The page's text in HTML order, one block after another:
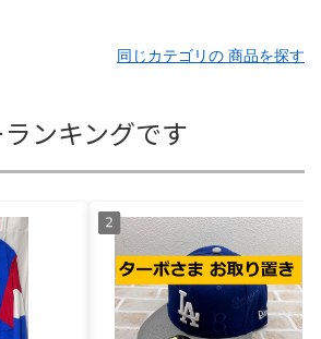
同じカテゴリの 商品を探す
ンキングです